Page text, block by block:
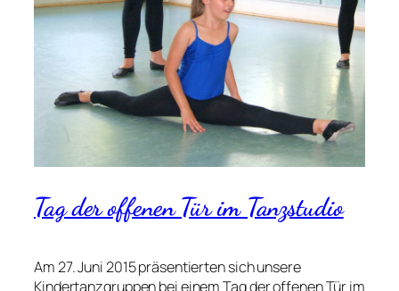
Tag der offenen Tür im Tanzstudio
Am 27. Juni 2015 präsentierten sich unsere
Kindertanzgruppen bei einem Tag der offenen Tür im